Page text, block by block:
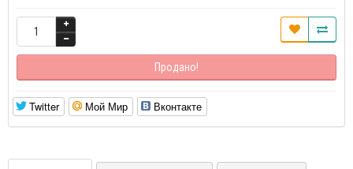
Продано!
Twitter Мой Мир Вконтакте